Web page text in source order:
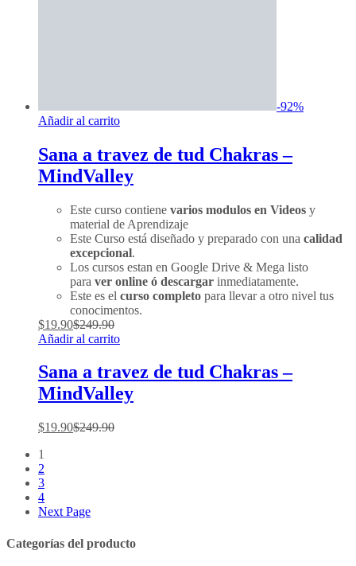
-92%
Añadir al carrito
Sana a travez de tud Chakras –
MindValley
Este curso contiene varios modulos en Videos y
material de Aprendizaje
Este Curso está diseñado y preparado con una calidad
excepcional.
Los cursos estan en Google Drive & Mega listo
para ver online ó descargar inmediatamente.
Este es el curso completo para llevar a otro nivel tus
conocimentos.
$19.90$249.90
Añadir al carrito
Sana a travez de tud Chakras –
MindValley
$19.90$249.90
1
2
3
4
Next Page
Categorías del producto